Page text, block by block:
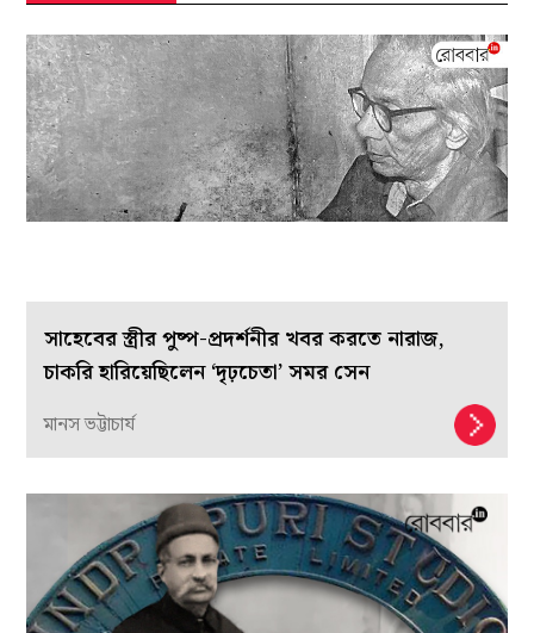
সাহেবের স্ত্রীর পুষ্প-প্রদর্শনীর খবর করতে নারাজ,
চাকরি হারিয়েছিলেন ‘দৃঢ়চেতা’ সমর সেন
মানস ভট্টাচার্য